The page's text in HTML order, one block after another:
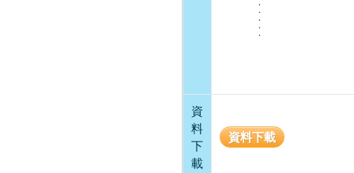
資
料
下
載
資料下載